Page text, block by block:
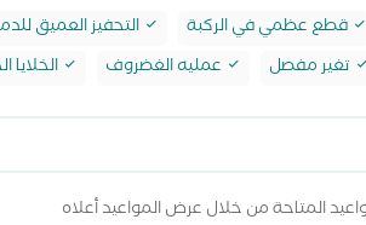
قطع عظمي في الركبة
التحفيز العميق
تغير مفصل عمليه الغضروف